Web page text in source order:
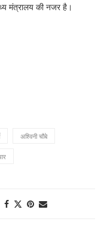
मंत्रालय की नजर है।
अश्विनी चौबे